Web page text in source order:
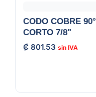
CODO COBRE 90°
CORTO 7/8"
₡ 801.53